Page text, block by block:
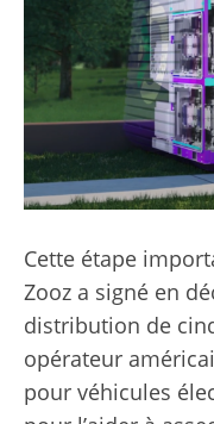
Cette étape
Zooz a signé en
distribution de
opérateur
pour véhicules